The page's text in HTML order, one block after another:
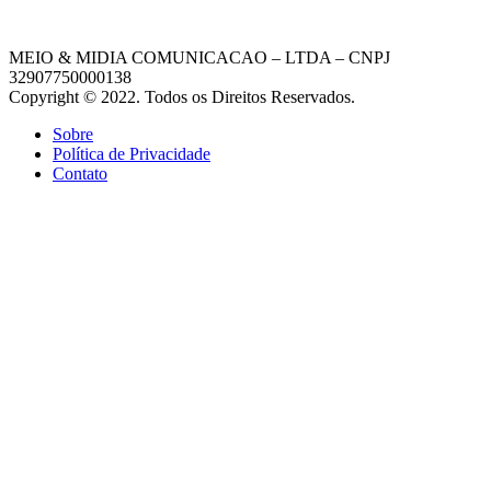
MEIO & MIDIA COMUNICACAO – LTDA – CNPJ
32907750000138
Copyright © 2022. Todos os Direitos Reservados.
Sobre
Política de Privacidade
Contato